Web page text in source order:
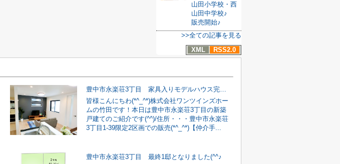
山田小学校・西
山田中学校♪
販売開始♪
>>全ての記事を見る
XML
RSS2.0
豊中市永楽荘3丁目 家具入りモデルハウス完成！！
皆様こんにちわ(*^_^*)株式会社ワンツインズホー
ムの竹田です！本日は豊中市永楽荘3丁目の新築
戸建てのご紹介です(^^)/住所・・・豊中市永楽荘
3丁目1-39限定2区画での販売(*^_^*)【仲介手...
豊中市永楽荘3丁目 最終1邸となりました(^^♪